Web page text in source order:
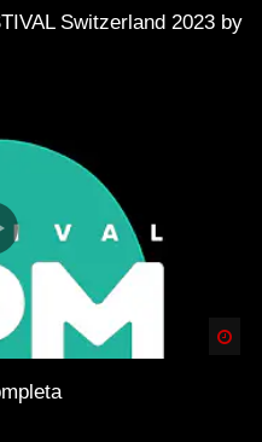
Switzerland 2023 by